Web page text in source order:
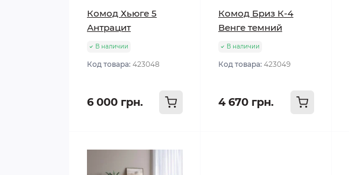
Комод Хьюге 5
Антрацит
В наличии
Код товара: 423048
6 000 грн.
Комод Бриз К-4
Венге темний
В наличии
Код товара: 423049
4 670 грн.